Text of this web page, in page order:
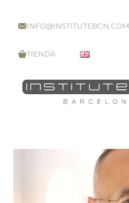
INFO@INSTITUTEBCN.COM
TIENDA